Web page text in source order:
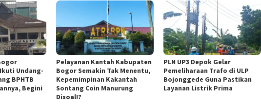
Undang-
BPHTB
Begini
Pelayanan Kantah Kabupaten
Bogor Semakin Tak Menentu,
Kepemimpinan Kakantah
Sontang Coin Manurung
Disoal!?
PLN UP3 Depok Gelar
Pemeliharaan Trafo di ULP
Bojonggede Guna Pastikan
Layanan Listrik Prima